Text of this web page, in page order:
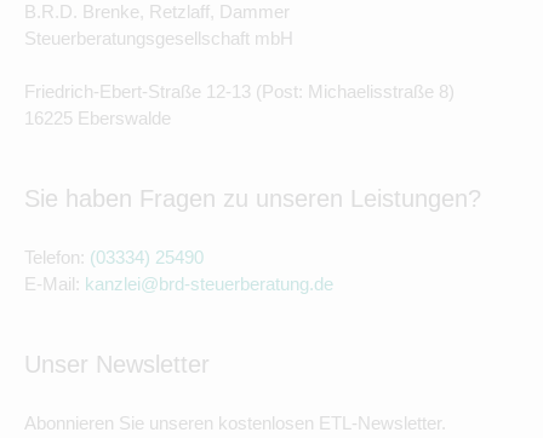
B.R.D. Brenke, Retzlaff, Dammer
Steuerberatungsgesellschaft mbH
Friedrich-Ebert-Straße 12-13 (Post: Michaelisstraße 8)
16225 Eberswalde
Sie haben Fragen zu unseren Leistungen?
Telefon: (03334) 25490
E-Mail: kanzlei@brd-steuerberatung.de
Unser Newsletter
Abonnieren Sie unseren kostenlosen ETL-Newsletter.